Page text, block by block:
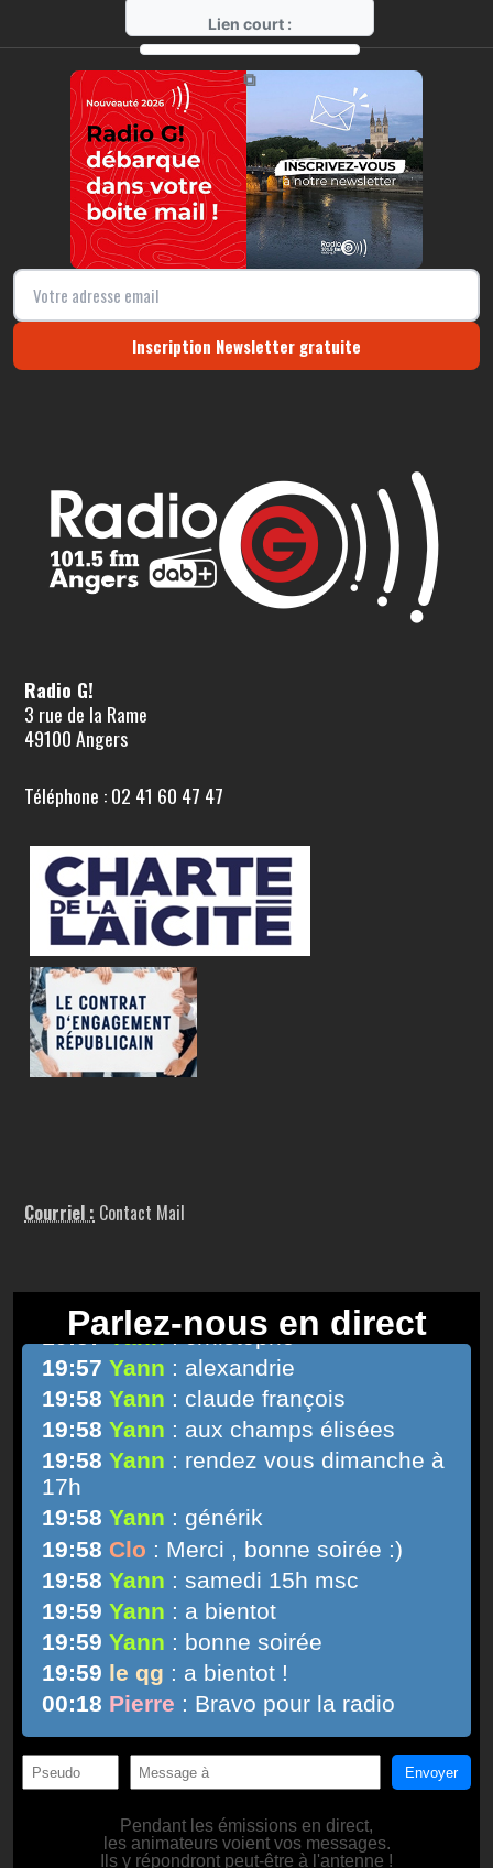
Lien court :
https://radio-g.fr?14208
⧉
Inscription Newsletter gratuite
Radio G!
3 rue de la Rame
49100 Angers
Téléphone : 02 41 60 47 47
Courriel : Contact Mail